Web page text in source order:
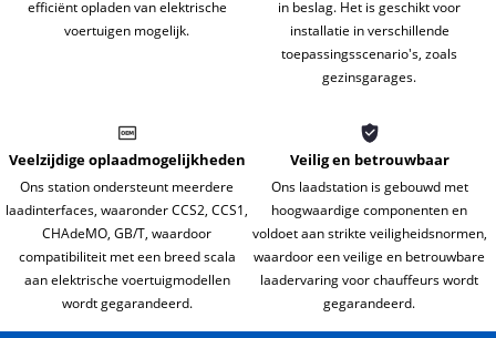
efficiënt opladen van elektrische
voertuigen mogelijk.
in beslag. Het is geschikt voor
installatie in verschillende
toepassingsscenario's, zoals
gezinsgarages.
Veelzijdige oplaadmogelijkheden
Ons station ondersteunt meerdere
laadinterfaces, waaronder CCS2, CCS1,
CHAdeMO, GB/T, waardoor
compatibiliteit met een breed scala
aan elektrische voertuigmodellen
wordt gegarandeerd.
Veilig en betrouwbaar
Ons laadstation is gebouwd met
hoogwaardige componenten en
voldoet aan strikte veiligheidsnormen,
waardoor een veilige en betrouwbare
laadervaring voor chauffeurs wordt
gegarandeerd.